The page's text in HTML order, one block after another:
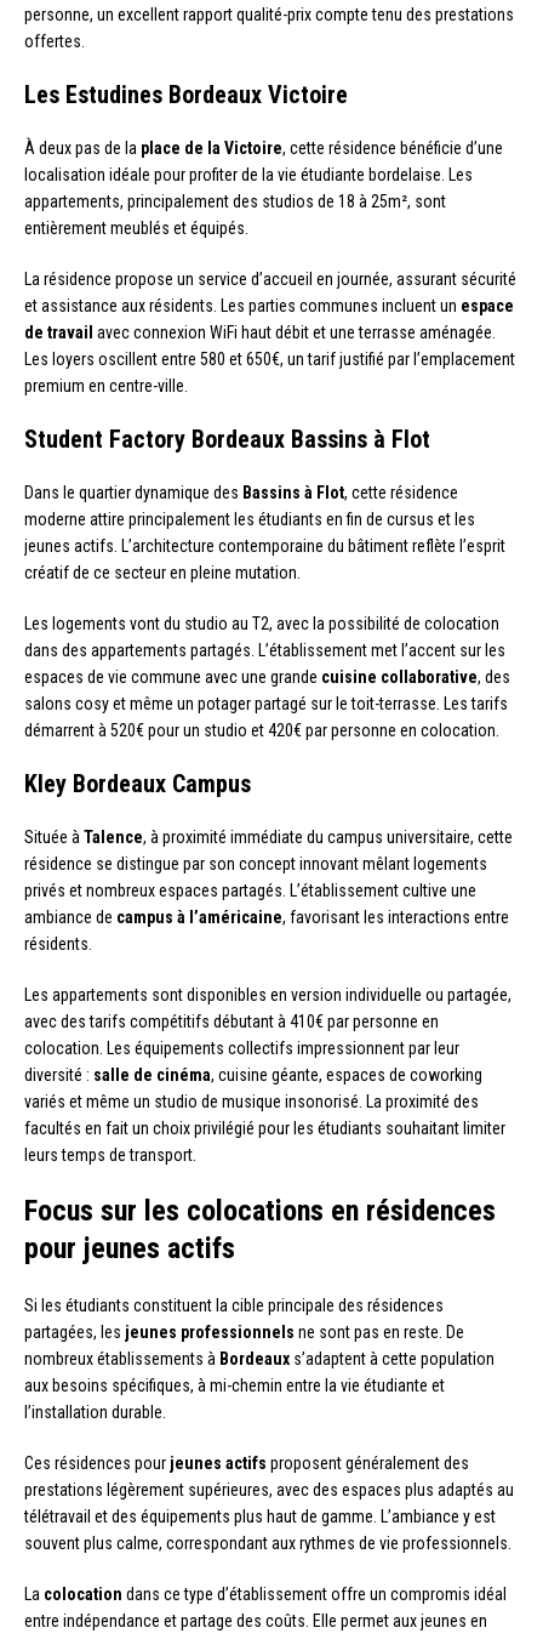
personne, un excellent rapport qualité-prix compte tenu des prestations
offertes.
Les Estudines Bordeaux Victoire
À deux pas de la place de la Victoire, cette résidence bénéficie d’une
localisation idéale pour profiter de la vie étudiante bordelaise. Les
appartements, principalement des studios de 18 à 25m², sont
entièrement meublés et équipés.
La résidence propose un service d’accueil en journée, assurant sécurité
et assistance aux résidents. Les parties communes incluent un espace
de travail avec connexion WiFi haut débit et une terrasse aménagée.
Les loyers oscillent entre 580 et 650€, un tarif justifié par l’emplacement
premium en centre-ville.
Student Factory Bordeaux Bassins à Flot
Dans le quartier dynamique des Bassins à Flot, cette résidence
moderne attire principalement les étudiants en fin de cursus et les
jeunes actifs. L’architecture contemporaine du bâtiment reflète l’esprit
créatif de ce secteur en pleine mutation.
Les logements vont du studio au T2, avec la possibilité de colocation
dans des appartements partagés. L’établissement met l’accent sur les
espaces de vie commune avec une grande cuisine collaborative, des
salons cosy et même un potager partagé sur le toit-terrasse. Les tarifs
démarrent à 520€ pour un studio et 420€ par personne en colocation.
Kley Bordeaux Campus
Située àTalence, à proximité immédiate du campus universitaire, cette
résidence se distingue par son concept innovant mêlant logements
privés et nombreux espaces partagés. L’établissement cultive une
ambiance de campus à l’américaine, favorisant les interactions entre
résidents.
Les appartements sont disponibles en version individuelle ou partagée,
avec des tarifs compétitifs débutant à 410€ par personne en
colocation. Les équipements collectifs impressionnent par leur
diversité : salle de cinéma, cuisine géante, espaces de coworking
variés et même un studio de musique insonorisé. La proximité des
facultés en fait un choix privilégié pour les étudiants souhaitant limiter
leurs temps de transport.
Focus sur les colocations en résidences
pour jeunes actifs
Si les étudiants constituent la cible principale des résidences
partagées, les jeunes professionnels ne sont pas en reste. De
nombreux établissements à Bordeaux s’adaptent à cette population
aux besoins spécifiques, à mi-chemin entre la vie étudiante et
l’installation durable.
Ces résidences pour jeunes actifs proposent généralement des
prestations légèrement supérieures, avec des espaces plus adaptés au
télétravail et des équipements plus haut de gamme. L’ambiance y est
souvent plus calme, correspondant aux rythmes de vie professionnels.
La colocation dans ce type d’établissement offre un compromis idéal
entre indépendance et partage des coûts. Elle permet aux jeunes en